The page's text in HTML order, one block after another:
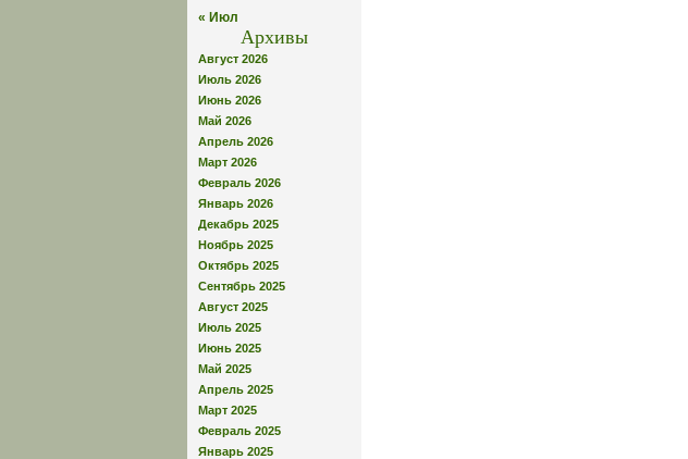
« Июл
Архивы
Август 2026
Июль 2026
Июнь 2026
Май 2026
Апрель 2026
Март 2026
Февраль 2026
Январь 2026
Декабрь 2025
Ноябрь 2025
Октябрь 2025
Сентябрь 2025
Август 2025
Июль 2025
Июнь 2025
Май 2025
Апрель 2025
Март 2025
Февраль 2025
Январь 2025